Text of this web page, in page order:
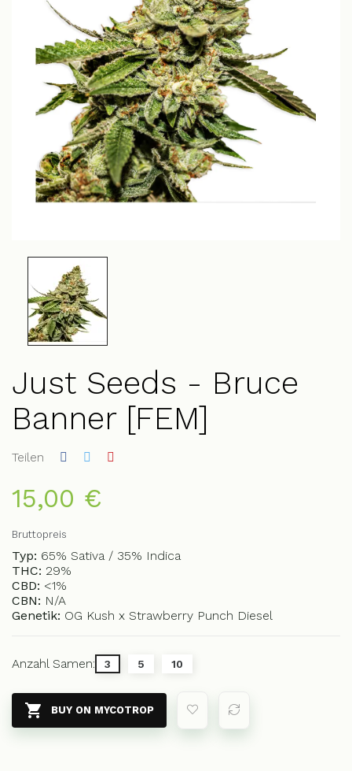
Just Seeds - Bruce
Banner [FEM]
Teilen
15,00 €
Bruttopreis
Typ: 65% Sativa / 35% Indica
THC: 29%
CBD: <1%
CBN: N/A
Genetik: OG Kush x Strawberry Punch Diesel
Anzahl Samen: 3 5 10
 BUY ON MYCOTROP